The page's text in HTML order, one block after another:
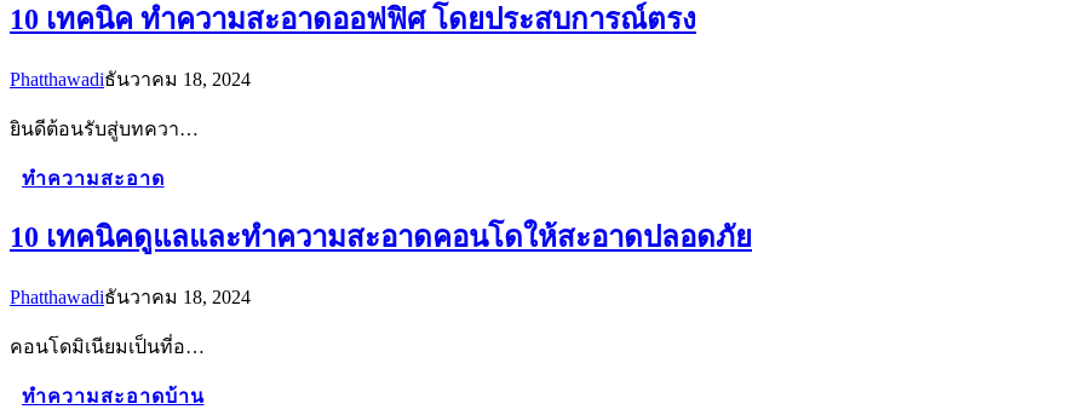
10 เทคนิค ทำความสะอาดออฟฟิศ โดยประสบการณ์ตรง
Phatthawadiธันวาคม 18, 2024
ยินดีต้อนรับสู่บทควา…
ทำความสะอาด
10 เทคนิคดูแลและทำความสะอาดคอนโดให้สะอาดปลอดภัย
Phatthawadiธันวาคม 18, 2024
คอนโดมิเนียมเป็นที่อ…
ทำความสะอาดบ้าน